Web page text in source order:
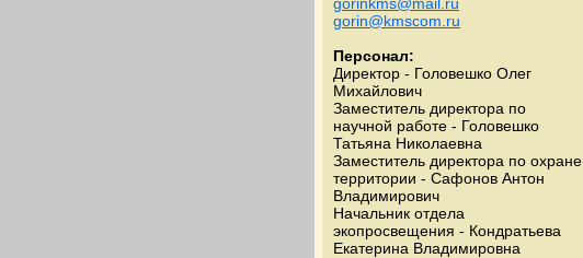
gorin@kmscom.ru
Персонал:
Директор - Головешко Олег
Михайлович
Заместитель директора по
научной работе - Головешко
Татьяна Николаевна
Заместитель директора по охране
территории - Сафонов Антон
Владимирович
Начальник отдела
экопросвещения - Кондратьева
Екатерина Владимировна